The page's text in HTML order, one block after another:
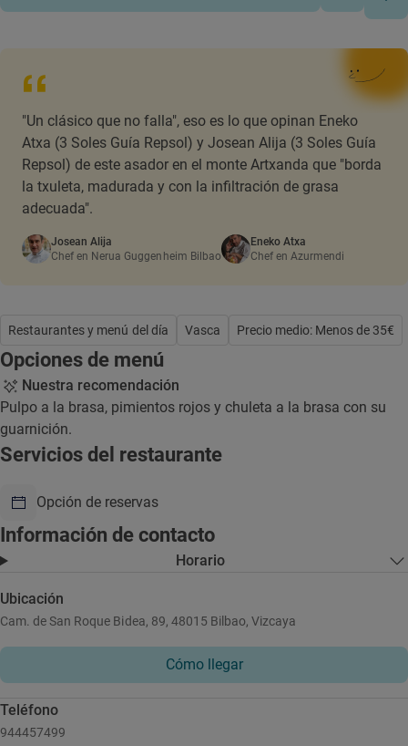
"Un clásico que no falla", eso es lo que opinan Eneko
Atxa (3 Soles Guía Repsol) y Josean Alija (3 Soles Guía
Repsol) de este asador en el monte Artxanda que "borda
la txuleta, madurada y con la infiltración de grasa
adecuada".
Josean Alija
Chef en Nerua Guggenheim Bilbao
Eneko Atxa
Chef en Azurmendi
Restaurantes y menú del día Vasca Precio medio: Menos de 35€
Opciones de menú
Nuestra recomendación
Pulpo a la brasa, pimientos rojos y chuleta a la brasa con su
guarnición.
Servicios del restaurante
Opción de reservas
Información de contacto
Horario
Ubicación
Cam. de San Roque Bidea, 89, 48015 Bilbao, Vizcaya
Cómo llegar
Teléfono
944457499